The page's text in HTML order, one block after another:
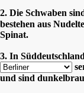
2. Die Schwaben
bestehen aus
Spinat.
3. In
und sind